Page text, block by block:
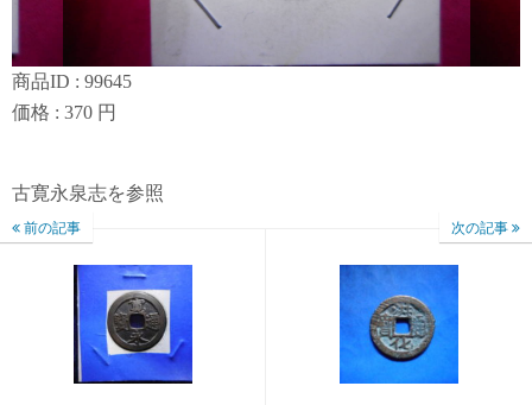
商品ID : 99645
価格 : 370 円
古寛永泉志を参照
前の記事 次の記事